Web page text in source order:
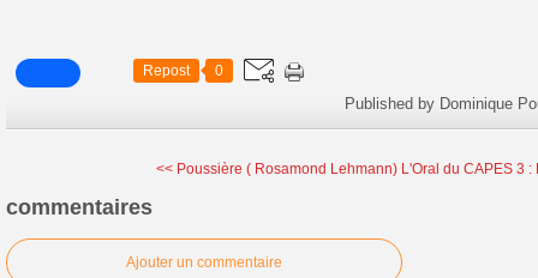
Repost 0
Published by Dominique
<< Poussière ( Rosamond Lehmann) L'Oral du CAPES 3 :
commentaires
Ajouter un commentaire